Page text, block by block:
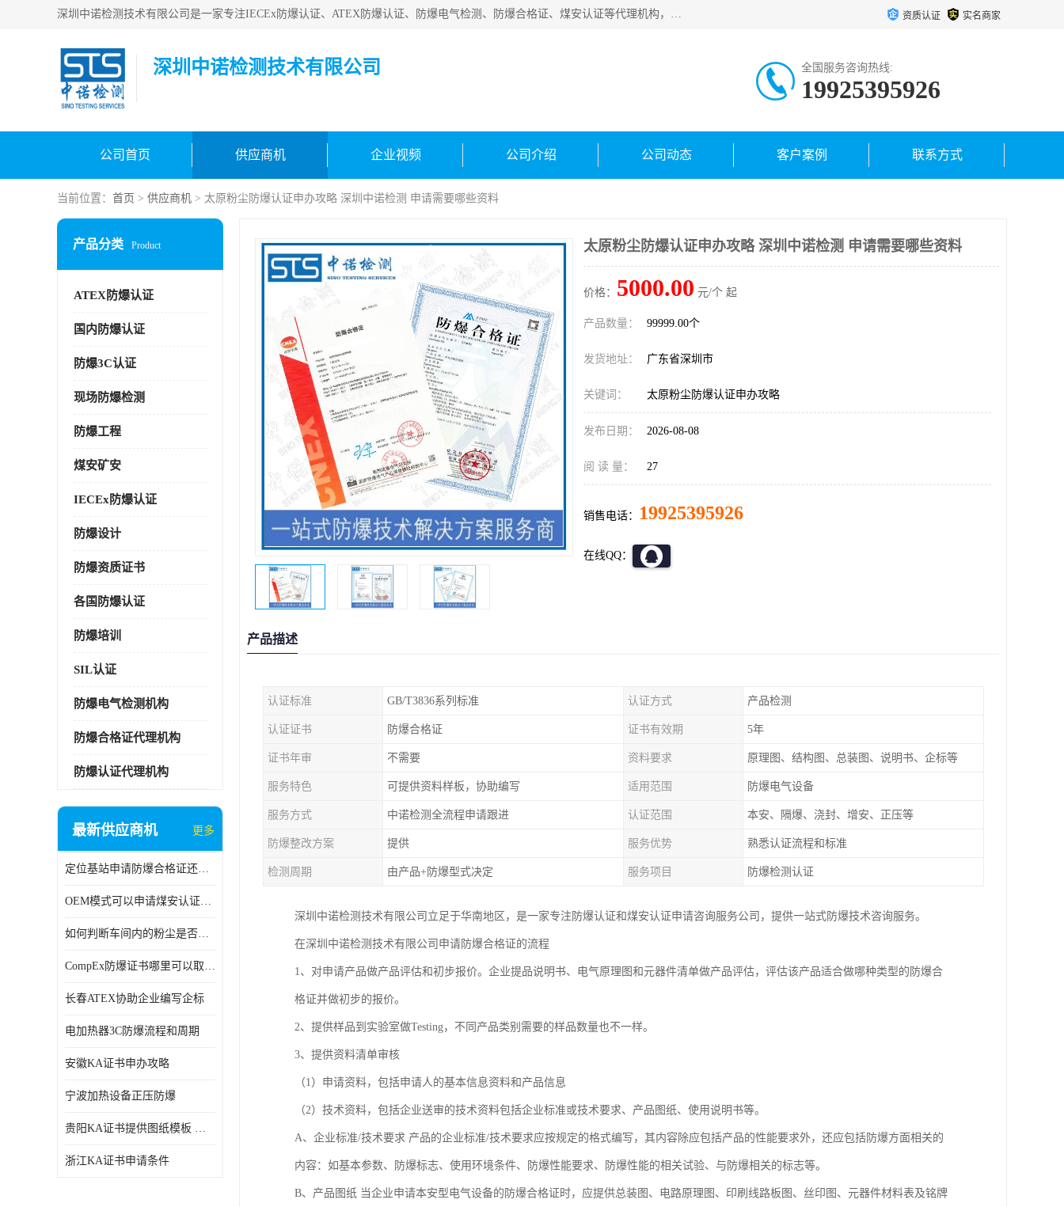
深圳中诺检测技术有限公司是一家专注IECEx防爆认证、ATEX防爆认证、防爆电气检测、防爆合格证、煤安认证等代理机构，可为客户提供从防爆设计、认证、现场检查、工程施工改造、培训等一站式服务。 资质认证 实名商家
深圳中诺检测技术有限公司 全国服务咨询热线:
19925395926
公司首页 供应商机 企业视频 公司介绍 公司动态 客户案例 联系方式
当前位置： 首页 > 供应商机 > 太原粉尘防爆认证申办攻略 深圳中诺检测 申请需要哪些资料
产品分类 Product
ATEX防爆认证
国内防爆认证
防爆3C认证
现场防爆检测
防爆工程
煤安矿安
IECEx防爆认证
防爆设计
防爆资质证书
各国防爆认证
防爆培训
SIL认证
防爆电气检测机构
防爆合格证代理机构
防爆认证代理机构
最新供应商机 更多
定位基站申请防爆合格证还是防爆3C认证呢？
OEM模式可以申请煤安认证吗？
如何判断车间内的粉尘是否为爆炸性粉尘？
CompEx防爆证书哪里可以取得？
长春ATEX协助企业编写企标
电加热器3C防爆流程和周期
安徽KA证书申办攻略
宁波加热设备正压防爆
贵阳KA证书提供图纸模板 深圳中诺检测
浙江KA证书申请条件
太原粉尘防爆认证申办攻略 深圳中诺检测 申请需要哪些资料
价格： 5000.00 元/个 起
产品数量： 99999.00个
发货地址： 广东省深圳市
关键词： 太原粉尘防爆认证申办攻略
发布日期： 2026-08-08
阅 读 量： 27
销售电话： 19925395926
在线QQ：
产品描述
认证标准 GB/T3836系列标准 认证方式 产品检测
认证证书 防爆合格证 证书有效期 5年
证书年审 不需要 资料要求 原理图、结构图、总装图、说明书、企标等
服务特色 可提供资料样板，协助编写 适用范围 防爆电气设备
服务方式 中诺检测全流程申请跟进 认证范围 本安、隔爆、浇封、增安、正压等
防爆整改方案 提供 服务优势 熟悉认证流程和标准
检测周期 由产品+防爆型式决定 服务项目 防爆检测认证
深圳中诺检测技术有限公司立足于华南地区，是一家专注防爆认证和煤安认证申请咨询服务公司，提供一站式防爆技术咨询服务。
在深圳中诺检测技术有限公司申请防爆合格证的流程
1、对申请产品做产品评估和初步报价。企业提品说明书、电气原理图和元器件清单做产品评估，评估该产品适合做哪种类型的防爆合
格证并做初步的报价。
2、提供样品到实验室做Testing，不同产品类别需要的样品数量也不一样。
3、提供资料清单审核
（1）申请资料，包括申请人的基本信息资料和产品信息
（2）技术资料，包括企业送审的技术资料包括企业标准或技术要求、产品图纸、使用说明书等。
A、企业标准/技术要求 产品的企业标准/技术要求应按规定的格式编写，其内容除应包括产品的性能要求外，还应包括防爆方面相关的
内容：如基本参数、防爆标志、使用环境条件、防爆性能要求、防爆性能的相关试验、与防爆相关的标志等。
B、产品图纸 当企业申请本安型电气设备的防爆合格证时，应提供总装图、电路原理图、印刷线路板图、丝印图、元器件材料表及铭牌